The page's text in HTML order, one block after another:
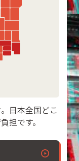
日本全国どこ
担です。